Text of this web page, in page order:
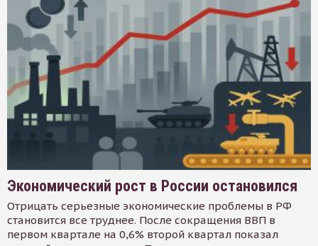
Экономический рост в России остановился
Отрицать серьезные экономические проблемы в РФ
становится все труднее. После сокращения ВВП в
первом квартале на 0,6% второй квартал показал